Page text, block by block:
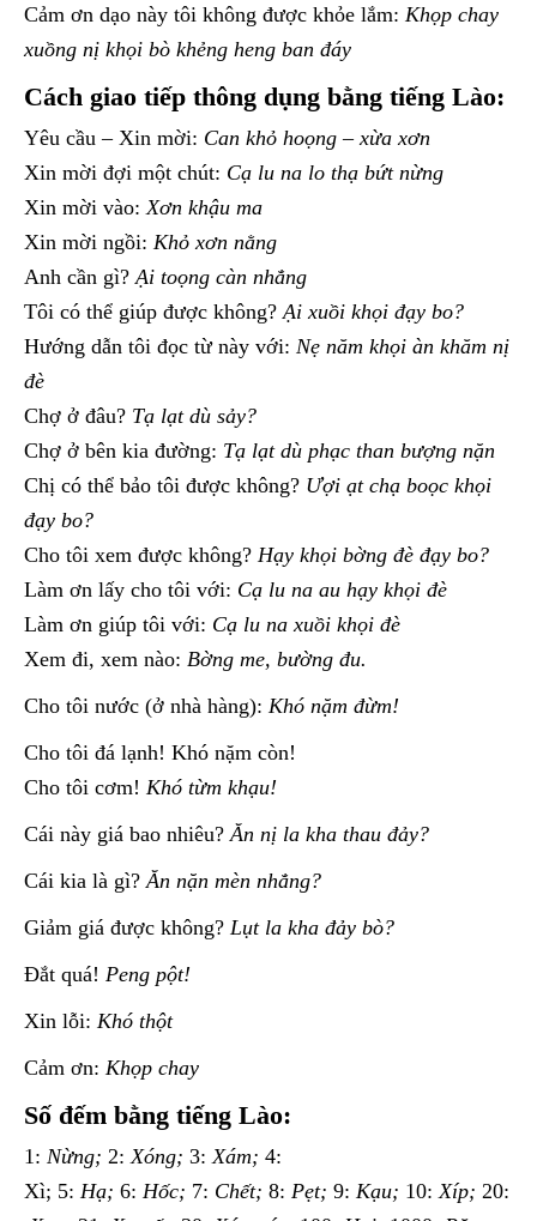
Cảm ơn dạo này tôi không được khỏe lắm: Khọp chay
xuồng nị khọi bò khẻng heng ban đáy
Cách giao tiếp thông dụng bằng tiếng Lào:
Yêu cầu – Xin mời: Can khỏ hoọng – xừa xơn
Xin mời đợi một chút: Cạ lu na lo thạ bứt nừng
Xin mời vào: Xơn khậu ma
Xin mời ngồi: Khỏ xơn nằng
Anh cần gì? Ại toọng càn nhẳng
Tôi có thể giúp được không? Ại xuồi khọi đạy bo?
Hướng dẫn tôi đọc từ này với: Nẹ năm khọi àn khăm nị
đè
Chợ ở đâu? Tạ lạt dù sảy?
Chợ ở bên kia đường: Tạ lạt dù phạc than bượng nặn
Chị có thể bảo tôi được không? Ượi ạt chạ boọc khọi
đạy bo?
Cho tôi xem được không? Hạy khọi bờng đè đạy bo?
Làm ơn lấy cho tôi với: Cạ lu na au hạy khọi đè
Làm ơn giúp tôi với: Cạ lu na xuồi khọi đè
Xem đi, xem nào: Bờng me, bường đu.
Cho tôi nước (ở nhà hàng): Khó nặm đừm!
Cho tôi đá lạnh! Khó nặm còn!
Cho tôi cơm! Khó từm khạu!
Cái này giá bao nhiêu? Ăn nị la kha thau đảy?
Cái kia là gì? Ăn nặn mèn nhẳng?
Giảm giá được không? Lụt la kha đảy bò?
Đắt quá! Peng pột!
Xin lỗi: Khó thột
Cảm ơn: Khọp chay
Số đếm bằng tiếng Lào:
1: Nừng; 2: Xóng; 3: Xám; 4:
Xì; 5: Hạ; 6: Hốc; 7: Chết; 8: Pẹt; 9: Kạu; 10: Xíp; 20: